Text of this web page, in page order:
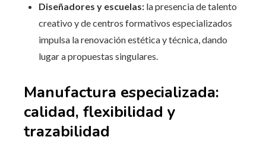
Diseñadores y escuelas: la presencia de talento
creativo y de centros formativos especializados
impulsa la renovación estética y técnica, dando
lugar a propuestas singulares.
Manufactura especializada:
calidad, flexibilidad y
trazabilidad